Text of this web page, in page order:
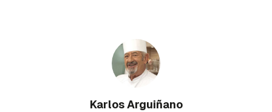
Karlos Arguiñano